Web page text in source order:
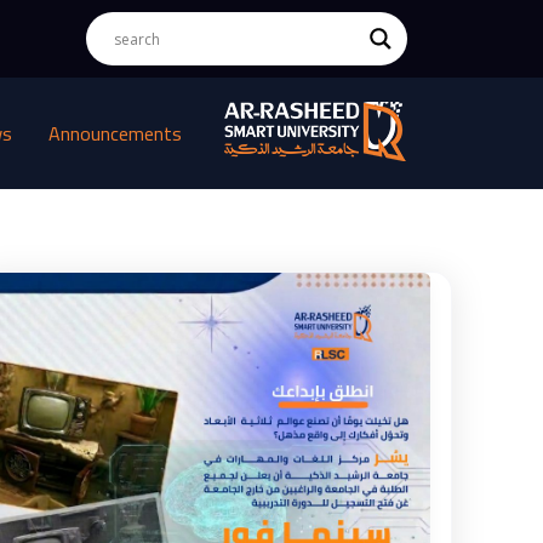
Announcements
مركز
والمهارات
بجامعة
الرشيد
الذكية
يطلق
دورة